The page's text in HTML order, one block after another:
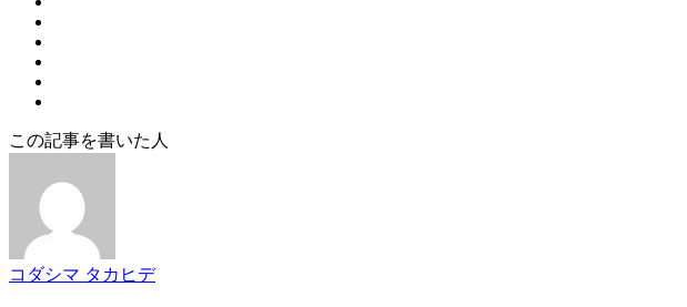
この記事を書いた人
コダシマ タカヒデ